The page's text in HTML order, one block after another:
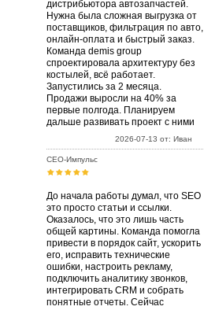
дистрибьютора автозапчастей.
Нужна была сложная выгрузка от
поставщиков, фильтрация по авто,
онлайн-оплата и быстрый заказ.
Команда demis group
спроектировала архитектуру без
костылей, всё работает.
Запустились за 2 месяца.
Продажи выросли на 40% за
первые полгода. Планируем
дальше развивать проект с ними
2026-07-13 от: Иван
СЕО-Импульс
До начала работы думал, что SEO
это просто статьи и ссылки.
Оказалось, что это лишь часть
общей картины. Команда помогла
привести в порядок сайт, ускорить
его, исправить технические
ошибки, настроить рекламу,
подключить аналитику звонков,
интегрировать CRM и собрать
понятные отчеты. Сейчас